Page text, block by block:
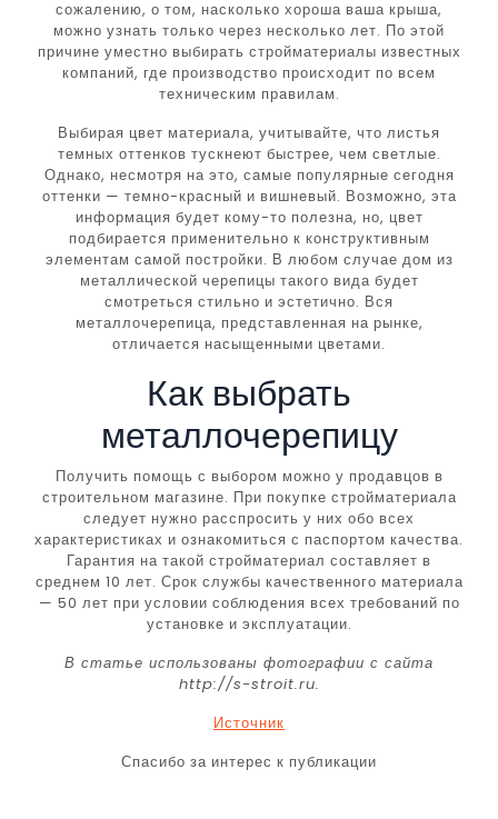
сожалению, о том, насколько хороша ваша крыша,
можно узнать только через несколько лет. По этой
причине уместно выбирать стройматериалы известных
компаний, где производство происходит по всем
техническим правилам.
Выбирая цвет материала, учитывайте, что листья
темных оттенков тускнеют быстрее, чем светлые.
Однако, несмотря на это, самые популярные сегодня
оттенки — темно-красный и вишневый. Возможно, эта
информация будет кому-то полезна, но, цвет
подбирается применительно к конструктивным
элементам самой постройки. В любом случае дом из
металлической черепицы такого вида будет
смотреться стильно и эстетично. Вся
металлочерепица, представленная на рынке,
отличается насыщенными цветами.
Как выбрать
металлочерепицу
Получить помощь с выбором можно у продавцов в
строительном магазине. При покупке стройматериала
следует нужно расспросить у них обо всех
характеристиках и ознакомиться с паспортом качества.
Гарантия на такой стройматериал составляет в
среднем 10 лет. Срок службы качественного материала
— 50 лет при условии соблюдения всех требований по
установке и эксплуатации.
В статье использованы фотографии с сайта
http://s-stroit.ru.
Источник
Спасибо за интерес к публикации